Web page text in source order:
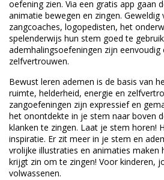
oefening zien. Via een gratis app gaan
animatie bewegen en zingen. Geweldig
zangcoaches, logopedisten, het
spelenderwijs hun stem goed te
ademhalingsoefeningen zijn eenvoudig
zelfvertrouwen.
Bewust leren ademen is de basis van
ruimte, helderheid, energie en
zangoefeningen zijn expressief en
het onontdekte in je stem naar boven
klanken te zingen. Laat je stem horen!
inspiratie. Er zit meer in je stem en
vrolijke illustraties en animaties maken
krijgt zin om te zingen! Voor kinderen,
volwassenen.